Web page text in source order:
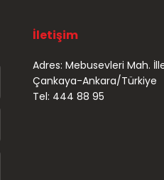
İletişim
Adres: Mebusevleri Mah.
Çankaya-Ankara/Türkiye
Tel: 444 88 95